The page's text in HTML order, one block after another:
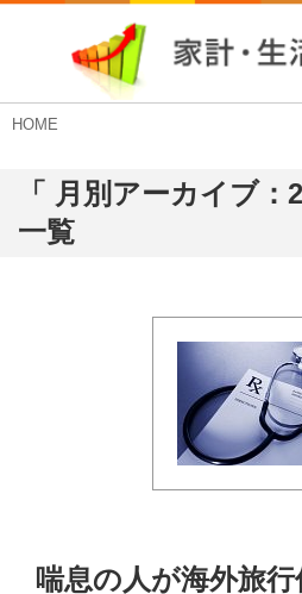
HOME
「 月別アーカイブ：
一覧
喘息の人が海外旅